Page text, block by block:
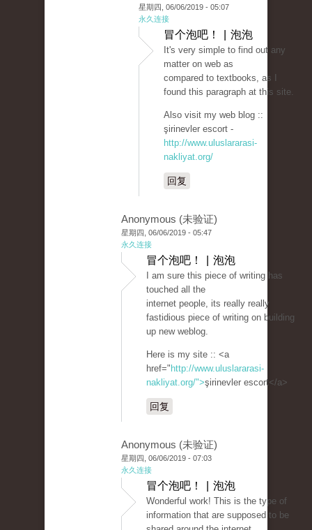
星期四, 06/06/2019 - 05:07
永久连接
冒个泡吧！ | 泡泡
It's very simple to find out any
matter on web as
compared to textbooks, as I
found this paragraph at this site.
Also visit my web blog ::
şirinevler escort -
http://www.uluslararasi-
nakliyat.org/
回复
Anonymous (未验证)
星期四, 06/06/2019 - 05:47
永久连接
冒个泡吧！ | 泡泡
I am sure this piece of writing has
touched all the
internet people, its really really
fastidious piece of writing on building
up new weblog.
Here is my site :: <a
href=" http://www.uluslararasi-
nakliyat.org/">şirinevler escort</a>
回复
Anonymous (未验证)
星期四, 06/06/2019 - 07:03
永久连接
冒个泡吧！ | 泡泡
Wonderful work! This is the type of
information that are supposed to be